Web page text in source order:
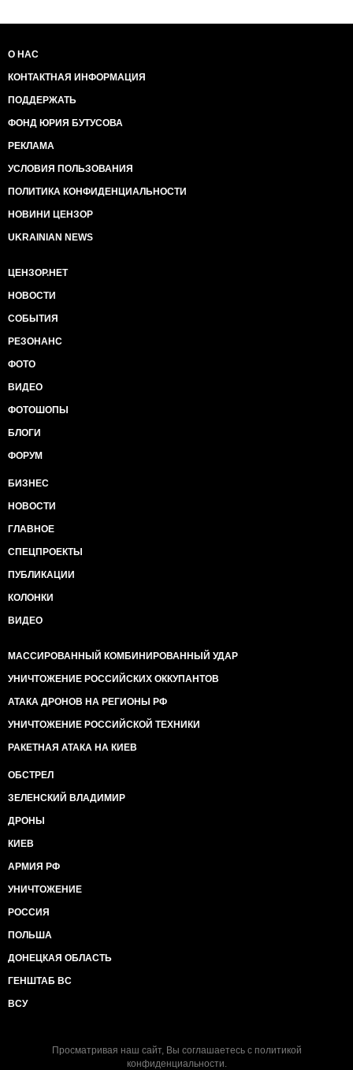
О НАС
КОНТАКТНАЯ ИНФОРМАЦИЯ
ПОДДЕРЖАТЬ
ФОНД ЮРИЯ БУТУСОВА
РЕКЛАМА
УСЛОВИЯ ПОЛЬЗОВАНИЯ
ПОЛИТИКА КОНФИДЕНЦИАЛЬНОСТИ
НОВИНИ ЦЕНЗОР
UKRAINIAN NEWS
ЦЕНЗОР.НЕТ
НОВОСТИ
СОБЫТИЯ
РЕЗОНАНС
ФОТО
ВИДЕО
ФОТОШОПЫ
БЛОГИ
ФОРУМ
БИЗНЕС
НОВОСТИ
ГЛАВНОЕ
СПЕЦПРОЕКТЫ
ПУБЛИКАЦИИ
КОЛОНКИ
ВИДЕО
МАССИРОВАННЫЙ КОМБИНИРОВАННЫЙ УДАР
УНИЧТОЖЕНИЕ РОССИЙСКИХ ОККУПАНТОВ
АТАКА ДРОНОВ НА РЕГИОНЫ РФ
УНИЧТОЖЕНИЕ РОССИЙСКОЙ ТЕХНИКИ
РАКЕТНАЯ АТАКА НА КИЕВ
ОБСТРЕЛ
ЗЕЛЕНСКИЙ ВЛАДИМИР
ДРОНЫ
КИЕВ
АРМИЯ РФ
УНИЧТОЖЕНИЕ
РОССИЯ
ПОЛЬША
ДОНЕЦКАЯ ОБЛАСТЬ
ГЕНШТАБ ВС
ВСУ
Просматривая наш сайт, Вы соглашаетесь с политикой
конфиденциальности.